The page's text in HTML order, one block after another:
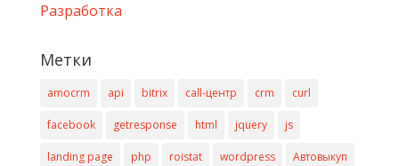
Разработка
Метки
amocrm api bitrix call-центр crm curl
facebook getresponse html jquery js
landing page php roistat wordpress Автовыкуп